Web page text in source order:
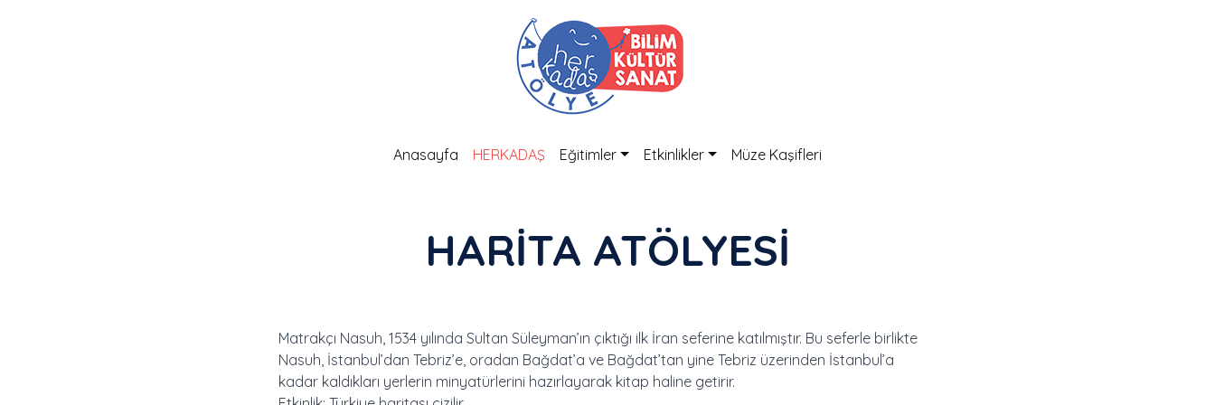
Anasayfa HERKADAŞ Eğitimler Etkinlikler Müze Kaşifleri
HARİTA ATÖLYESİ
Matrakçı Nasuh, 1534 yılında Sultan Süleyman’ın çıktığı ilk İran seferine katılmıştır. Bu seferle birlikte
Nasuh, İstanbul’dan Tebriz’e, oradan Bağdat’a ve Bağdat’tan yine Tebriz üzerinden İstanbul’a
kadar kaldıkları yerlerin minyatürlerini hazırlayarak kitap haline getirir.